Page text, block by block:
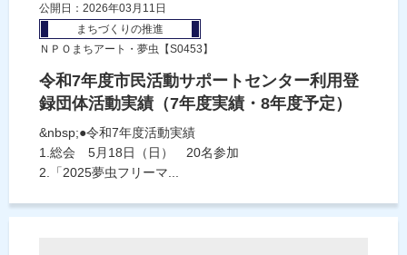
公開日：2026年03月11日
まちづくりの推進
ＮＰＯまちアート・夢虫【S0453】
令和7年度市民活動サポートセンター利用登
録団体活動実績（7年度実績・8年度予定）
&nbsp;●令和7年度活動実績
1.総会 5月18日（日） 20名参加
2.「2025夢虫フリーマ...